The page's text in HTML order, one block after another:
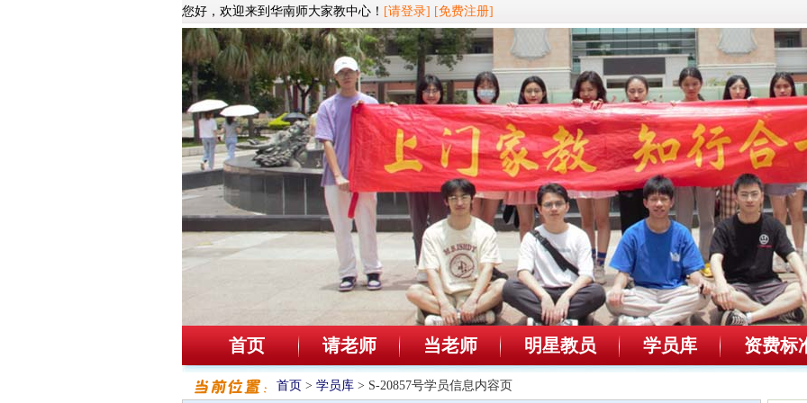
您好，欢迎来到华南师大家教中心！ [请登录] [免费注册]
首页 请老师 当老师 明星教员 学员库 资费标
首页 > 学员库 > S-20857号学员信息内容页